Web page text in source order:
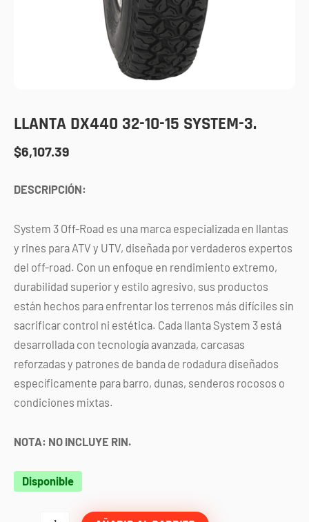
LLANTA DX440 32-10-15 SYSTEM-3.
$6,107.39
DESCRIPCIÓN:
System 3 Off-Road es una marca especializada en llantas
y rines para ATV y UTV, diseñada por verdaderos expertos
del off-road. Con un enfoque en rendimiento extremo,
durabilidad superior y estilo agresivo, sus productos
están hechos para enfrentar los terrenos más difíciles sin
sacrificar control ni estética. Cada llanta System 3 está
desarrollada con tecnología avanzada, carcasas
reforzadas y patrones de banda de rodadura diseñados
específicamente para barro, dunas, senderos rocosos o
condiciones mixtas.
NOTA: NO INCLUYE RIN.
Disponible
LLANTA